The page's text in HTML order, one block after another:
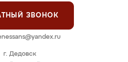
г. Дедовск
ЗВОНОК